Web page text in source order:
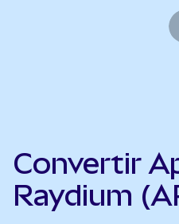
Convertir
Raydium